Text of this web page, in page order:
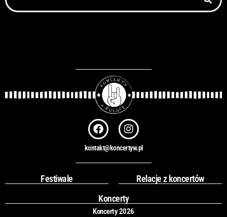
F
a
c
e
b
o
k
I
n
s
t
a
r
a
m
kontakt@koncertyw.pl
Festiwale
Relacje z koncertów
Koncerty
Koncerty 2026